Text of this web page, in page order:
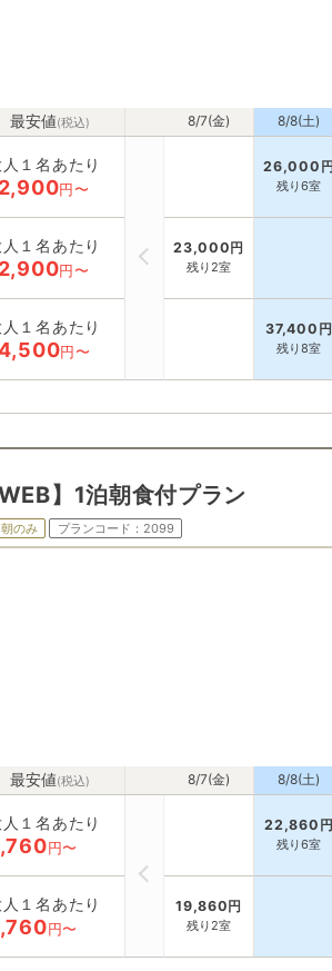
最安値(税込) 8/7(金) 8/8(土)
人１名あたり
円〜
26,000 円
残り6室
人１名あたり
円〜
23,000円
残り2室
人１名あたり
円〜
37,400 円
残り8室
WEB】1泊朝食付プラン
朝のみ プランコード： 2099
最安値(税込) 8/7(金) 8/8(土)
人１名あたり
円〜
22,860 円
残り6室
人１名あたり
円〜
19,860円
残り2室